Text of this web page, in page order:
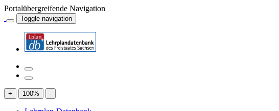
Portalübergreifende Navigation
Toggle navigation
+ 100% -